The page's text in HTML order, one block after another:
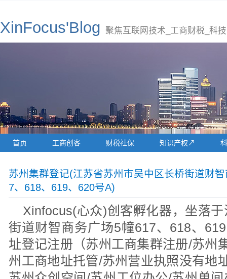
XinFocus'Blog 聚焦互联网技术_工商财税_科
首页 工商创客 财税社保 知识产权↗
苏州集群登记(江苏省苏州市吴中区长桥街道财
7、618、619、620号A)
Xinfocus(心众)创客孵化器，坐落
街道财智商务广场5幢617、618、
址登记注册（苏州工商集群注册/苏州
州工商地址托管/苏州营业执照没有地